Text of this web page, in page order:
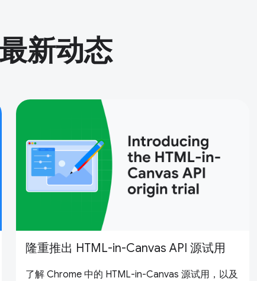
新动态
隆重推出 HTML-in-Canvas API 源试用
了解 Chrome 中的 HTML-in-Canvas 源试用，以及